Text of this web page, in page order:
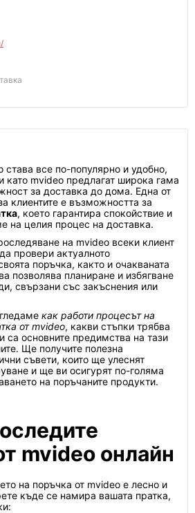
става все по-популярно и удобно,
като mvideo предлагат широка гама
за доставка до дома. Една от
клиентите е възможността за
, което гарантира спокойствие и
на целия процес на доставка.
на mvideo всеки клиент
провери актуалното
поръчка, както и очакваната
позволява планиране и избягване
свързани със закъснения или
как работи процесът на
от mvideo, какви стъпки трябва
са основните предимства на тази
Ще получите полезна
съвети, които ще улеснят
и ще ви осигурят по-голяма
на поръчаните продукти.
mvideo онлайн
на поръчка от mvideo е лесно и
къде се намира вашата пратка,